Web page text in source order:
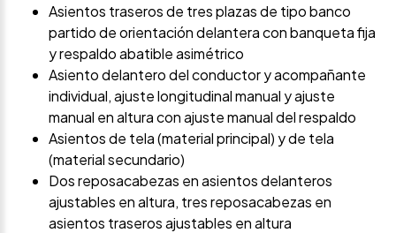
Asientos traseros de tres plazas de tipo banco
partido de orientación delantera con banqueta fija
y respaldo abatible asimétrico
Asiento delantero del conductor y acompañante
individual, ajuste longitudinal manual y ajuste
manual en altura con ajuste manual del respaldo
Asientos de tela (material principal) y de tela
(material secundario)
Dos reposacabezas en asientos delanteros
ajustables en altura, tres reposacabezas en
asientos traseros ajustables en altura